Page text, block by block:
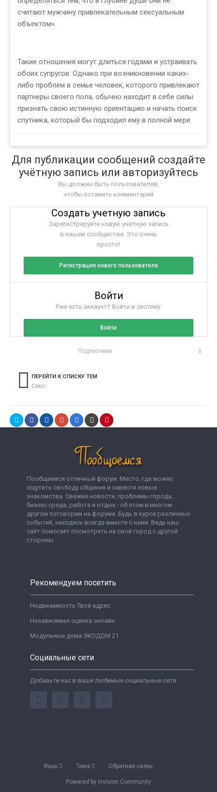
считают мужчину привлекательным сексуальным
объектом».
Такие отношения могут длиться годами и устраивать
обоих супругов. Однако при возникновении каких-
либо проблем в семье человек, которого привлекают
партнеры своего пола, обычно находит в себе силы
признать свою истинную ориентацию и начать поиск
спутника, который бы подходил ему в полной мере.
Для публикации сообщений создайте
учётную запись или авторизуйтесь
Вы должны быть пользователем,
чтобы оставить комментарий
Создать учетную запись
Зарегистрируйте новую учётную запись
в нашем сообществе. Это очень
просто!
Регистрация нового пользователя
Войти
Уже есть аккаунт? Войти в систему.
Войти
Подписчики 0
ПЕРЕЙТИ К СПИСКУ ТЕМ
Секс
Пообщаемся отличный форум. Место, где можно
ощутить свободу общения и завести новые
знакомства. Свежие новости, проблемы города,
бизнес среда, работа и отдых - об этом и многом
другом поговорим на форуме. Будь в курсе различных
событий, находясь всегда вместе с нами. Ведь наш
сайт помогает посмотреть на свой город с другой
стороны.
Рекомендуем посетить
Недвижимость Твой адрес
Независимая оценка онлайн
Модульные дома ЭКОДОМ 21
Социальные сети
Добавьте нас в ваши любимые социальные сети
Язык Тема Обратная связь
Powered by Invision Community